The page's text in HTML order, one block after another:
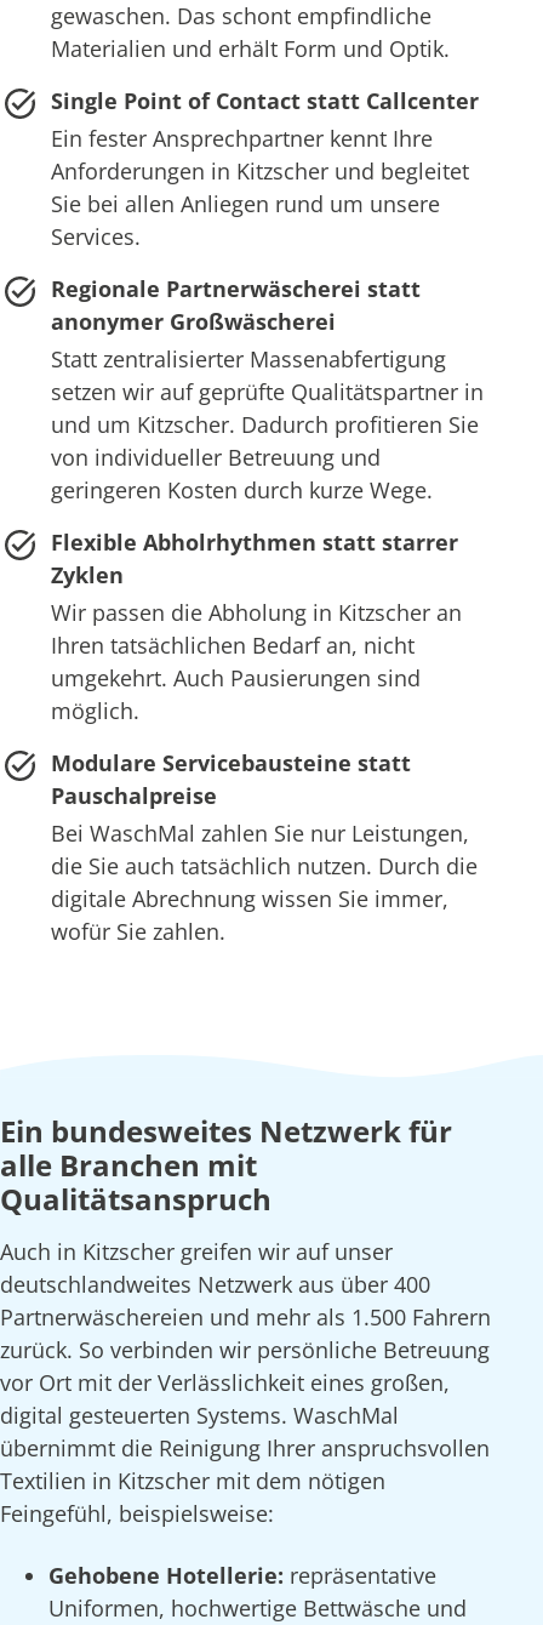
gewaschen. Das schont empfindliche
Materialien und erhält Form und Optik.
Single Point of Contact statt Callcenter
Ein fester Ansprechpartner kennt Ihre
Anforderungen in Kitzscher und begleitet
Sie bei allen Anliegen rund um unsere
Services.
Regionale Partnerwäscherei statt
anonymer Großwäscherei
Statt zentralisierter Massenabfertigung
setzen wir auf geprüfte Qualitätspartner in
und um Kitzscher. Dadurch profitieren Sie
von individueller Betreuung und
geringeren Kosten durch kurze Wege.
Flexible Abholrhythmen statt starrer
Zyklen
Wir passen die Abholung in Kitzscher an
Ihren tatsächlichen Bedarf an, nicht
umgekehrt. Auch Pausierungen sind
möglich.
Modulare Servicebausteine statt
Pauschalpreise
Bei WaschMal zahlen Sie nur Leistungen,
die Sie auch tatsächlich nutzen. Durch die
digitale Abrechnung wissen Sie immer,
wofür Sie zahlen.
Ein bundesweites Netzwerk für
alle Branchen mit
Qualitätsanspruch
Auch in Kitzscher greifen wir auf unser
deutschlandweites Netzwerk aus über 400
Partnerwäschereien und mehr als 1.500 Fahrern
zurück. So verbinden wir persönliche Betreuung
vor Ort mit der Verlässlichkeit eines großen,
digital gesteuerten Systems. WaschMal
übernimmt die Reinigung Ihrer anspruchsvollen
Textilien in Kitzscher mit dem nötigen
Feingefühl, beispielsweise:
Gehobene Hotellerie: repräsentative
Uniformen, hochwertige Bettwäsche und